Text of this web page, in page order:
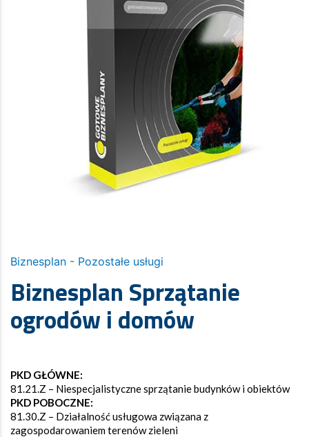
Biznesplan - Pozostałe usługi
Biznesplan Sprzątanie
ogrodów i domów
PKD GŁÓWNE:
81.21.Z – Niespecjalistyczne sprzątanie budynków i obiektów
PKD POBOCZNE:
81.30.Z – Działalność usługowa związana z
zagospodarowaniem terenów zieleni